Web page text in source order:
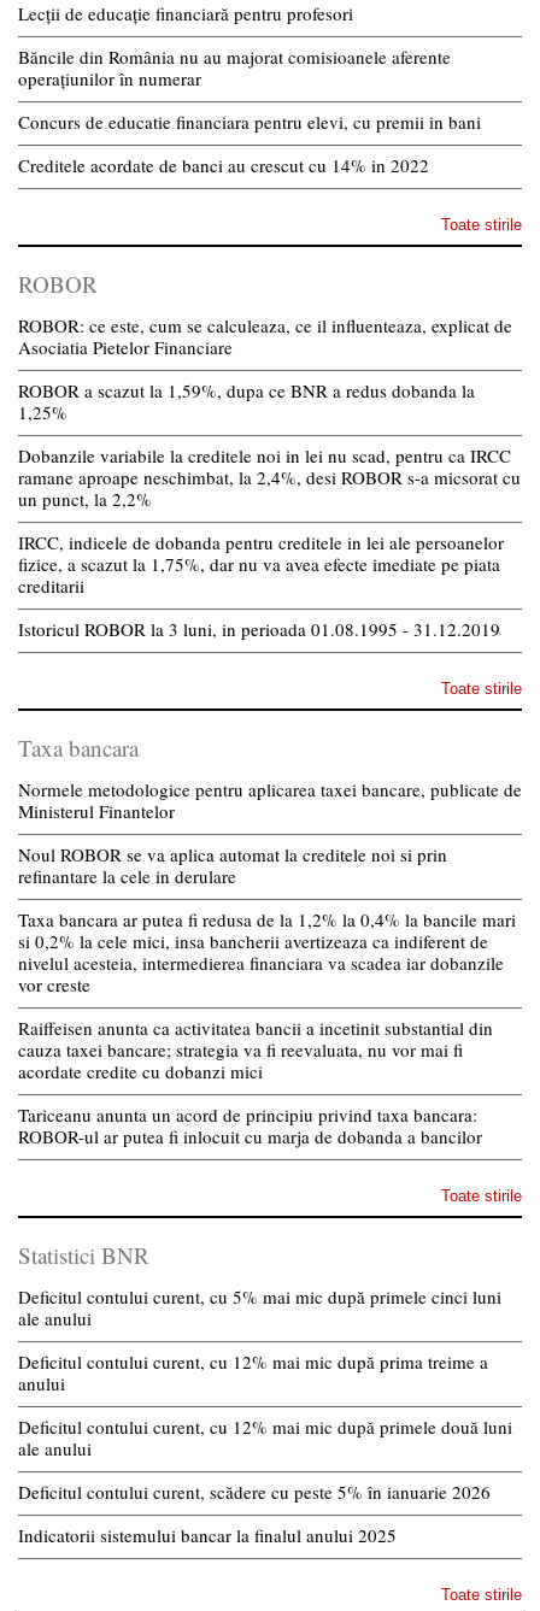
Lecții de educație financiară pentru profesori
Băncile din România nu au majorat comisioanele aferente
operațiunilor în numerar
Concurs de educatie financiara pentru elevi, cu premii in bani
Creditele acordate de banci au crescut cu 14% in 2022
Toate stirile
ROBOR
ROBOR: ce este, cum se calculeaza, ce il influenteaza, explicat de
Asociatia Pietelor Financiare
ROBOR a scazut la 1,59%, dupa ce BNR a redus dobanda la
1,25%
Dobanzile variabile la creditele noi in lei nu scad, pentru ca IRCC
ramane aproape neschimbat, la 2,4%, desi ROBOR s-a micsorat cu
un punct, la 2,2%
IRCC, indicele de dobanda pentru creditele in lei ale persoanelor
fizice, a scazut la 1,75%, dar nu va avea efecte imediate pe piata
creditarii
Istoricul ROBOR la 3 luni, in perioada 01.08.1995 - 31.12.2019
Toate stirile
Taxa bancara
Normele metodologice pentru aplicarea taxei bancare, publicate de
Ministerul Finantelor
Noul ROBOR se va aplica automat la creditele noi si prin
refinantare la cele in derulare
Taxa bancara ar putea fi redusa de la 1,2% la 0,4% la bancile mari
si 0,2% la cele mici, insa bancherii avertizeaza ca indiferent de
nivelul acesteia, intermedierea financiara va scadea iar dobanzile
vor creste
Raiffeisen anunta ca activitatea bancii a incetinit substantial din
cauza taxei bancare; strategia va fi reevaluata, nu vor mai fi
acordate credite cu dobanzi mici
Tariceanu anunta un acord de principiu privind taxa bancara:
ROBOR-ul ar putea fi inlocuit cu marja de dobanda a bancilor
Toate stirile
Statistici BNR
Deficitul contului curent, cu 5% mai mic după primele cinci luni
ale anului
Deficitul contului curent, cu 12% mai mic după prima treime a
anului
Deficitul contului curent, cu 12% mai mic după primele două luni
ale anului
Deficitul contului curent, scădere cu peste 5% în ianuarie 2026
Indicatorii sistemului bancar la finalul anului 2025
Toate stirile